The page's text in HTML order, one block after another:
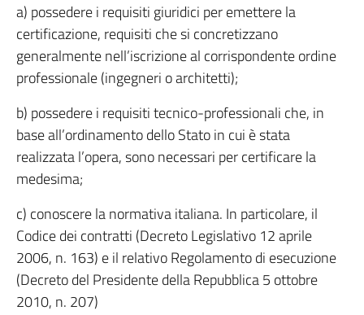
a) possedere i requisiti giuridici per emettere la
certificazione, requisiti che si concretizzano
generalmente nell’iscrizione al corrispondente ordine
professionale (ingegneri o architetti);
b) possedere i requisiti tecnico-professionali che, in
base all’ordinamento dello Stato in cui è stata
realizzata l’opera, sono necessari per certificare la
medesima;
c) conoscere la normativa italiana. In particolare, il
Codice dei contratti (Decreto Legislativo 12 aprile
2006, n. 163) e il relativo Regolamento di esecuzione
(Decreto del Presidente della Repubblica 5 ottobre
2010, n. 207)